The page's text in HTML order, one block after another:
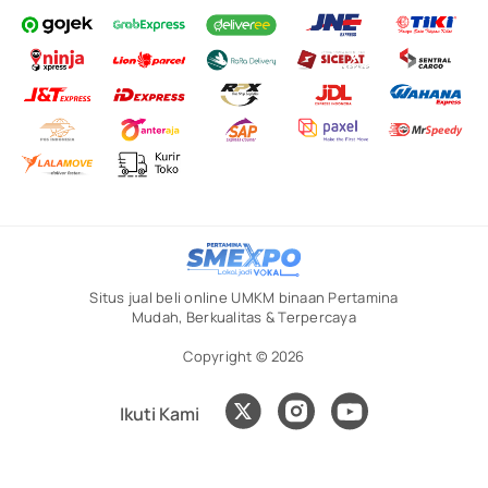
Situs jual beli online UMKM binaan Pertamina
Mudah, Berkualitas & Terpercaya
Copyright © 2026
Ikuti Kami